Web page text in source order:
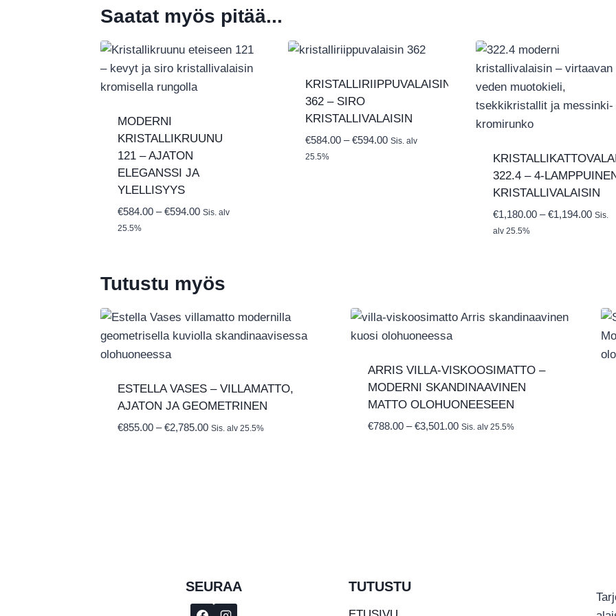
Saatat myös pitää...
MODERNI
KRISTALLIKRUUNU
121 – AJATON
ELEGANSSI JA
YLELLISYYS
€584.00 – €594.00Hintaluokka:
Sis. alv
25.5%
KRISTALLIRIIPPUVALAISIN
362 – SIRO
KRISTALLIVALAISIN
€584.00 – €594.00Hintaluokka:
Sis. alv
25.5%
322.4 – 4-
KRISTALLIVALAISIN
€1,180.00 – €1,194.00 Sis.
alv 25.5%
Tutustu myös
ESTELLA VASES – VILLAMATTO,
AJATON JA GEOMETRINEN
€855.00 – €2,785.00Hintaluokka:
Sis. alv 25.5%
ARRIS VILLA-VISKOOSIMATTO –
MODERNI SKANDINAAVINEN
MATTO OLOHUONEESEEN
€788.00 – €3,501.00Hintaluokka:
Sis. alv 25.5%
SEURAA TUTUSTU